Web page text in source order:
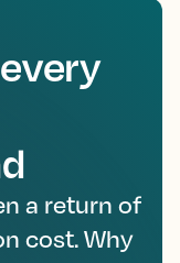
a return of
cost. Why